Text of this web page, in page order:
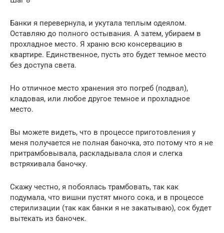
Банки я перевернула, и укутала теплым одеялом.
Оставляю до полного остывания. А затем, убираем в
прохладное место. Я храню всю консервацию в
квартире. Единственное, пусть это будет темное место
без доступа света.
Но отличное место хранения это погреб (подвал),
кладовая, или любое другое темное и прохладное
место.
Вы можете видеть, что в процессе приготовления у
меня получается не полная баночка, это потому что я не
притрамбовывала, раскладывала слоя и слегка
встряхивала баночку.
Скажу честно, я побоялась трамбовать, так как
подумала, что вишни пустят много сока, и в процессе
стерилизации (так как банки я не закатываю), сок будет
вытекать из баночек.